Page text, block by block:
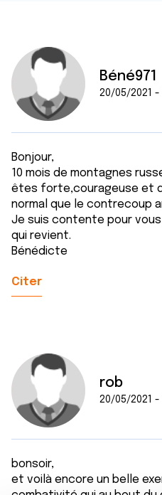
Béné971
20/05/2021 -
Bonjour,
10 mois de montagnes
êtes forte,courageuse et
normal que le contrecoup
Je suis contente pour
qui revient.
Bénédicte
Citer
rob
20/05/2021 -
bonsoir,
et voilà encore un belle